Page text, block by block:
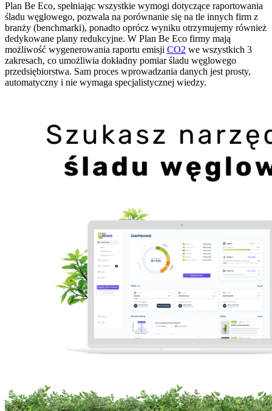
Plan Be Eco, spełniając wszystkie wymogi dotyczące raportowania
śladu węglowego, pozwala na porównanie się na tle innych firm z
branży (benchmarki), ponadto oprócz wyniku otrzymujemy również
dedykowane plany redukcyjne. W Plan Be Eco firmy mają
możliwość wygenerowania raportu emisji CO2 we wszystkich 3
zakresach, co umożliwia dokładny pomiar śladu węglowego
przedsiębiorstwa. Sam proces wprowadzania danych jest prosty,
automatyczny i nie wymaga specjalistycznej wiedzy.